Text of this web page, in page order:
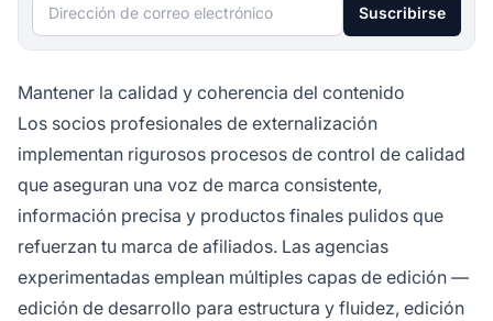
Dirección de correo electrónico Suscribirse
Mantener la calidad y coherencia del contenido
Los socios profesionales de externalización
implementan rigurosos procesos de control de calidad
que aseguran una voz de marca consistente,
información precisa y productos finales pulidos que
refuerzan tu marca de afiliados. Las agencias
experimentadas emplean múltiples capas de edición —
edición de desarrollo para estructura y fluidez, edición